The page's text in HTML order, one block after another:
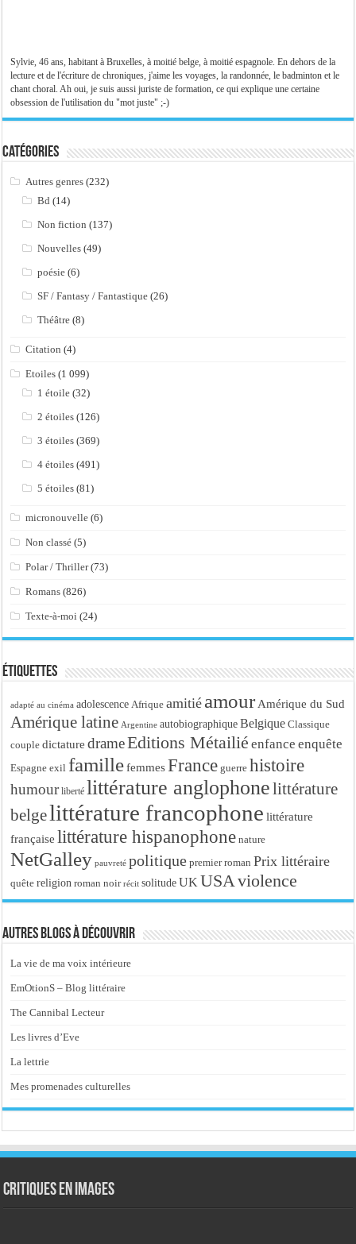
Sylvie, 46 ans, habitant à Bruxelles, à moitié belge, à moitié espagnole. En dehors de la
lecture et de l'écriture de chroniques, j'aime les voyages, la randonnée, le badminton et le
chant choral. Ah oui, je suis aussi juriste de formation, ce qui explique une certaine
obsession de l'utilisation du "mot juste" ;-)
Catégories
Autres genres (232)
Bd (14)
Non fiction (137)
Nouvelles (49)
poésie (6)
SF / Fantasy / Fantastique (26)
Théâtre (8)
Citation (4)
Etoiles (1 099)
1 étoile (32)
2 étoiles (126)
3 étoiles (369)
4 étoiles (491)
5 étoiles (81)
micronouvelle (6)
Non classé (5)
Polar / Thriller(73)
Romans (826)
Texte-à-moi (24)
Étiquettes
adapté au cinéma adolescence Afrique amitié amour Amérique du Sud
Amérique latine Argentine autobiographique Belgique Classique
couple dictature drameEditions Métailié enfance enquête
Espagne exil famille femmes France guerre histoire
humour liberté littérature anglophonelittérature
belgelittérature francophone littérature
française littérature hispanophone nature
NetGalley pauvreté politique premier roman Prix littéraire
quête religion roman noir récit solitude UK USAviolence
Autres blogs à découvrir
La vie de ma voix intérieure
EmOtionS – Blog littéraire
The Cannibal Lecteur
Les livres d’Eve
La lettrie
Mes promenades culturelles
Critiques en images